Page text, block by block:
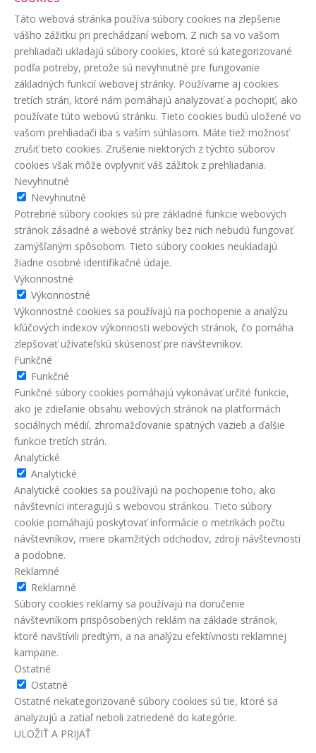
Táto webová stránka používa súbory cookies na zlepšenie
vášho zážitku pri prechádzaní webom. Z nich sa vo vašom
prehliadači ukladajú súbory cookies, ktoré sú kategorizované
podľa potreby, pretože sú nevyhnutné pre fungovanie
základných funkcií webovej stránky. Používame aj cookies
tretích strán, ktoré nám pomáhajú analyzovať a pochopiť, ako
používate túto webovú stránku. Tieto cookies budú uložené vo
vašom prehliadači iba s vaším súhlasom. Máte tiež možnosť
zrušiť tieto cookies. Zrušenie niektorých z týchto súborov
cookies však môže ovplyvniť váš zážitok z prehliadania.
Nevyhnutné
Nevyhnutné
Potrebné súbory cookies sú pre základné funkcie webových
stránok zásadné a webové stránky bez nich nebudú fungovať
zamýšľaným spôsobom. Tieto súbory cookies neukladajú
žiadne osobné identifikačné údaje.
Výkonnostné
Výkonnostné
Výkonnostné cookies sa používajú na pochopenie a analýzu
kľúčových indexov výkonnosti webových stránok, čo pomáha
zlepšovať užívateľskú skúsenosť pre návštevníkov.
Funkčné
Funkčné
Funkčné súbory cookies pomáhajú vykonávať určité funkcie,
ako je zdieľanie obsahu webových stránok na platformách
sociálnych médií, zhromažďovanie spätných väzieb a ďalšie
funkcie tretích strán.
Analytické
Analytické
Analytické cookies sa používajú na pochopenie toho, ako
návštevníci interagujú s webovou stránkou. Tieto súbory
cookie pomáhajú poskytovať informácie o metrikách počtu
návštevníkov, miere okamžitých odchodov, zdroji návštevnosti
a podobne.
Reklamné
Reklamné
Súbory cookies reklamy sa používajú na doručenie
návštevníkom prispôsobených reklám na základe stránok,
ktoré navštívili predtým, a na analýzu efektívnosti reklamnej
kampane.
Ostatné
Ostatné
Ostatné nekategorizované súbory cookies sú tie, ktoré sa
analyzujú a zatiaľ neboli zatriedené do kategórie.
ULOŽIŤ A PRIJAŤ